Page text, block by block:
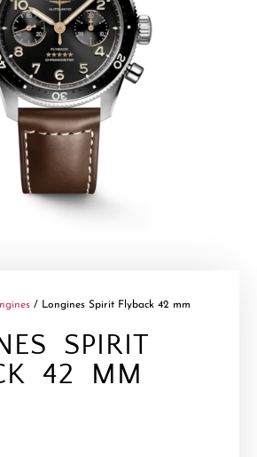
/ Longines Spirit Flyback 42 mm
SPIRIT
42 MM